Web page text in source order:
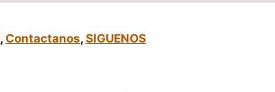
, Contactanos, SIGUENOS